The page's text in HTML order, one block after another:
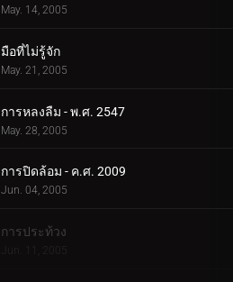
May. 14, 2005
มือที่ไม่รู้จัก
May. 21, 2005
การหลงลืม - พ.ศ. 2547
May. 28, 2005
การปิดล้อม - ค.ศ. 2009
Jun. 04, 2005
การประท้วง
Jun. 11, 2005